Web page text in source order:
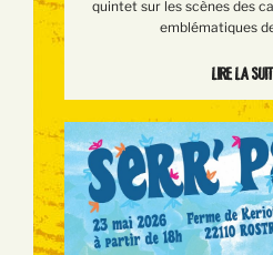
quintet sur les scènes des
emblématiques
Lire la